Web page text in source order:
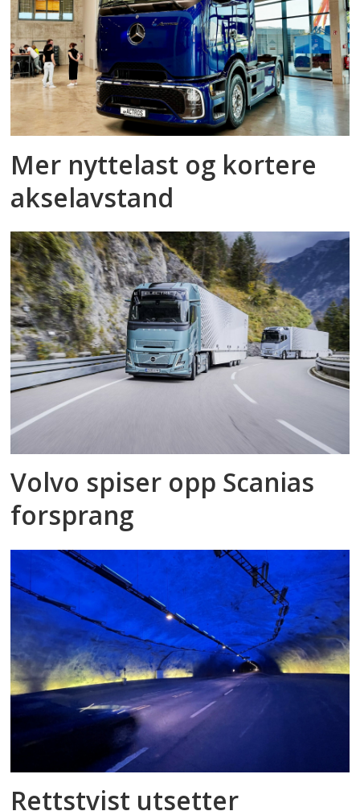
Mer nyttelast og kortere
akselavstand
Volvo spiser opp Scanias
forsprang
Rettstvist utsetter